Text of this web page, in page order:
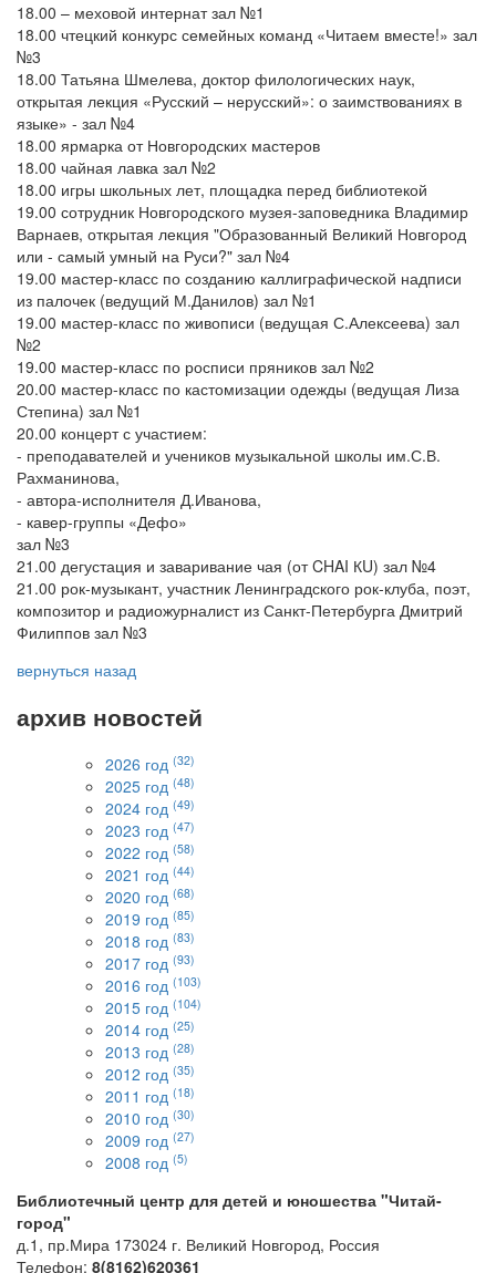
18.00 – меховой интернат зал №1
18.00 чтецкий конкурс семейных команд «Читаем вместе!» зал
№3
18.00 Татьяна Шмелева, доктор филологических наук,
открытая лекция «Русский – нерусский»: о заимствованиях в
языке» - зал №4
18.00 ярмарка от Новгородских мастеров
18.00 чайная лавка зал №2
18.00 игры школьных лет, площадка перед библиотекой
19.00 сотрудник Новгородского музея-заповедника Владимир
Варнаев, открытая лекция "Образованный Великий Новгород
или - самый умный на Руси?" зал №4
19.00 мастер-класс по созданию каллиграфической надписи
из палочек (ведущий М.Данилов) зал №1
19.00 мастер-класс по живописи (ведущая С.Алексеева) зал
№2
19.00 мастер-класс по росписи пряников зал №2
20.00 мастер-класс по кастомизации одежды (ведущая Лиза
Степина) зал №1
20.00 концерт с участием:
- преподавателей и учеников музыкальной школы им.С.В.
Рахманинова,
- автора-исполнителя Д.Иванова,
- кавер-группы «Дефо»
зал №3
21.00 дегустация и заваривание чая (от CHAI КU) зал №4
21.00 рок-музыкант, участник Ленинградского рок-клуба, поэт,
композитор и радиожурналист из Санкт-Петербурга Дмитрий
Филиппов зал №3
вернуться назад
архив новостей
2026 год (32)
2025 год (48)
2024 год (49)
2023 год (47)
2022 год (58)
2021 год (44)
2020 год (68)
2019 год (85)
2018 год (83)
2017 год (93)
2016 год (103)
2015 год (104)
2014 год (25)
2013 год (28)
2012 год (35)
2011 год (18)
2010 год (30)
2009 год (27)
2008 год (5)
Библиотечный центр для детей и юношества "Читай-
город"
д.1, пр.Мира 173024 г. Великий Новгород, Россия
Телефон: 8(8162)620361